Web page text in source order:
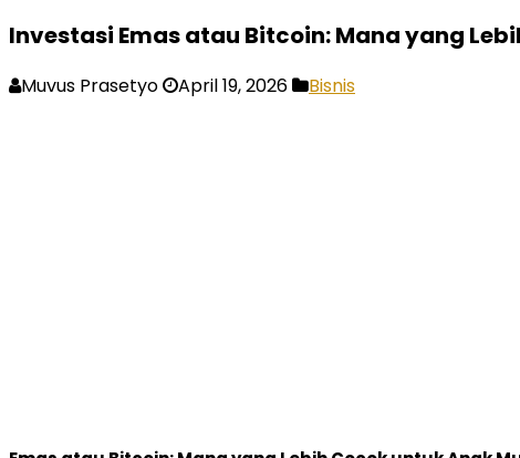
Investasi Emas atau Bitcoin: Mana yang
Muvus Prasetyo April 19, 2026 Bisnis